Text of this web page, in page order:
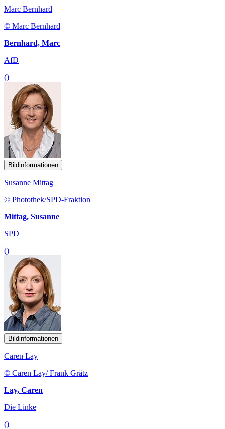
Marc Bernhard
© Marc Bernhard
Bernhard, Marc
AfD
()
Bildinformationen
Susanne Mittag
© Photothek/SPD-Fraktion
Mittag, Susanne
SPD
()
Bildinformationen
Caren Lay
© Caren Lay/ Frank Grätz
Lay, Caren
Die Linke
()